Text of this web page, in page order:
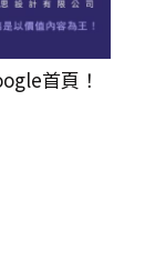
首頁！